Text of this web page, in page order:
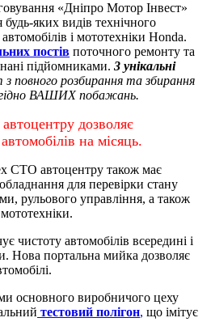
«Дніпро Мотор Інвест»
яких видів технічного
і мототехніки Honda.
постів поточного ремонту та
підйомниками. 3 унікальні
з повного розбирання та збирання
ВАШИХ побажань.
дозволяє
на місяць.
СТО автоцентру також має
для перевірки стану
рульового управління, а також
чистоту автомобілів всередині і
Нова портальна мийка дозволяє
основного виробничого цеху
тестовий полігон, що імітує